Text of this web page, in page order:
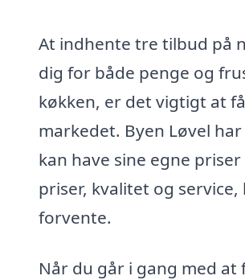
At indhente tre tilbud på
dig for både penge og
køkken, er det vigtigt at
markedet. Byen Løvel
kan have sine egne
priser, kvalitet og
forvente.
Når du går i gang med